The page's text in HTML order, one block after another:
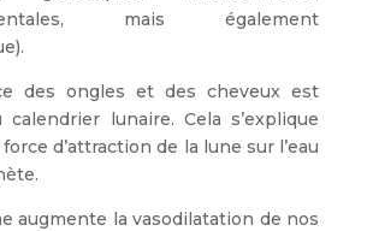
mais également
des ongles et des cheveux est
lunaire. Cela s’explique
d’attraction de la lune sur l’eau
augmente la vasodilatation de nos